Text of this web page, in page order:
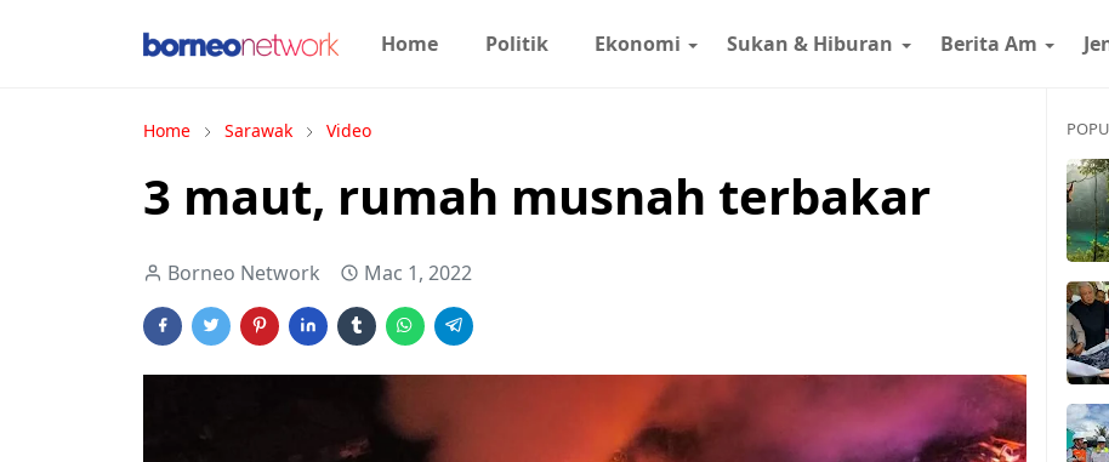
Home Politik Ekonomi Sukan & Hiburan Berita Am
Home Sarawak Video
3 maut, rumah musnah terbakar
Borneo Network Mac 1, 2022